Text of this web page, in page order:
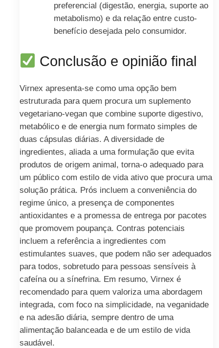
preferencial (digestão, energia, suporte ao
metabolismo) e da relação entre custo-
benefício desejada pelo consumidor.
Conclusão e opinião final
Virnex apresenta-se como uma opção bem
estruturada para quem procura um suplemento
vegetariano-vegan que combine suporte digestivo,
metabólico e de energia num formato simples de
duas cápsulas diárias. A diversidade de
ingredientes, aliada a uma formulação que evita
produtos de origem animal, torna-o adequado para
um público com estilo de vida ativo que procura uma
solução prática. Prós incluem a conveniência do
regime único, a presença de componentes
antioxidantes e a promessa de entrega por pacotes
que promovem poupança. Contras potenciais
incluem a referência a ingredientes com
estimulantes suaves, que podem não ser adequados
para todos, sobretudo para pessoas sensíveis à
cafeína ou a sínefrina. Em resumo, Virnex é
recomendado para quem valoriza uma abordagem
integrada, com foco na simplicidade, na veganidade
e na adesão diária, sempre dentro de uma
alimentação balanceada e de um estilo de vida
saudável.